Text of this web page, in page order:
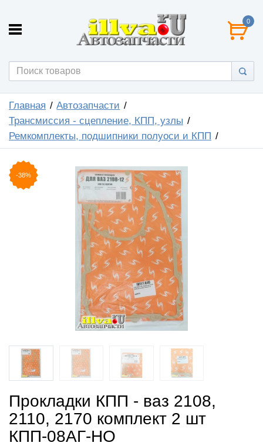
0
Главная
Автозапчасти
Трансмиссия - сцепление, КПП, узлы
Ремкомплекты, подшипники полуоси и КПП
-38%
Прокладки КПП - ваз 2108,
2110, 2170 комплект 2 шт
КПП-08АГ-НО